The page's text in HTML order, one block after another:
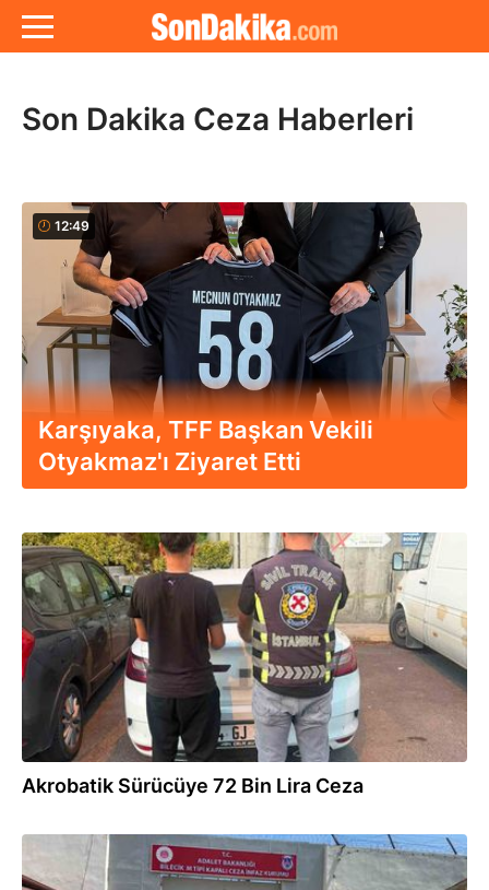
Son Dakika Ceza Haberleri
12:49
Karşıyaka, TFF Başkan Vekili
Otyakmaz'ı Ziyaret Etti
12:25
Akrobatik Sürücüye 72 Bin Lira Ceza
10:00